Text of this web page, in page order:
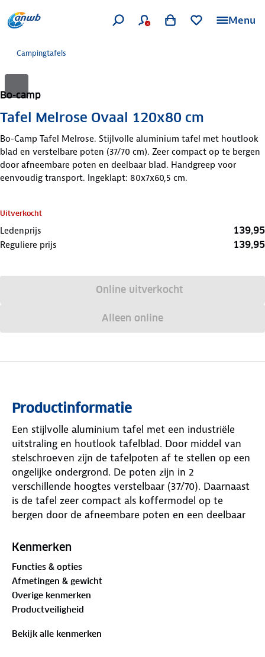
Menu
Campingtafels
Bo-camp
Tafel Melrose Ovaal 120x80 cm
Bo-Camp Tafel Melrose. Stijlvolle aluminium tafel met houtlook
blad en verstelbare poten (37/70 cm). Zeer compact op te bergen
door afneembare poten en deelbaar blad. Handgreep voor
eenvoudig transport. Ingeklapt: 80x7x60,5 cm.
Uitverkocht
Ledenprijs 139,95
Reguliere prijs 139,95
Online uitverkocht
Alleen online
Productinformatie
Een stijlvolle aluminium tafel met een industriële
uitstraling en houtlook tafelblad. Door middel van
stelschroeven zijn de tafelpoten af te stellen op een
ongelijke ondergrond. De poten zijn in 2
verschillende hoogtes verstelbaar (37/70). Daarnaast
is de tafel zeer compact als koffermodel op te
bergen door de afneembare poten en een deelbaar
onder het MDF tafelblad om spullen in op te
gemakkelijk is mee te nemen. Ingeklapt (lxbxh):
80x7x60,5 cm.
Kenmerken
Functies & opties
Afmetingen & gewicht
Overige kenmerken
Productveiligheid
Bekijk alle kenmerken